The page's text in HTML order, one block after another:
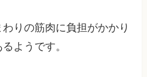
りの筋肉に負担がかかり
ようです。